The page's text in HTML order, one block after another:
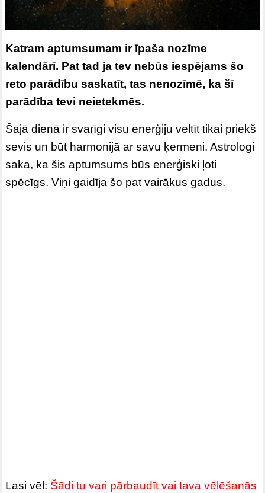
Katram aptumsumam ir īpaša nozīme
kalendārī. Pat tad ja tev nebūs iespējams šo
reto parādību saskatīt, tas nenozīmē, ka šī
parādība tevi neietekmēs.
Šajā dienā ir svarīgi visu enerģiju veltīt tikai priekš
sevis un būt harmonijā ar savu ķermeni. Astrologi
saka, ka šis aptumsums būs enerģiski ļoti
spēcīgs. Viņi gaidīja šo pat vairākus gadus.
Lasi vēl: Šādi tu vari pārbaudīt vai tava vēlēšanās